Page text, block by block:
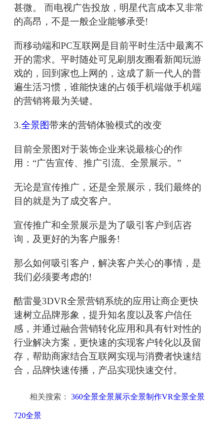
甚微。 而电视广告投放，明星代言成本又非常
的高昂，不是一般企业能够承受!
而移动端和PC互联网是目前平时生活中最离不
开的需求。平时随处可见刷朋友圈看新闻玩游
戏的，回到家也上网的，这成了新一代人的普
遍生活习惯，谁能快速的占领手机端做手机端
的营销将最为关键。
3.全景图带来的营销体验模式的改变
目前全景图对于装饰企业来说最核心的作
用：“广告宣传、推广引流、全景展示。”
无论是宣传推广，还是全景展示，我们最终的
目的就是为了成交客户。
宣传推广和全景展示是为了吸引客户到店咨
询，及更好的为客户服务!
那么如何吸引客户，解决客户关心的事情，是
我们必须要考虑的!
酷雷曼3DVR全景营销系统的应用让商企更快
速树立品牌形象，提升知名度以及客户信任
感，并通过融合营销转化应用和具有针对性的
行业解决方案，更快速的实现客户转化以及留
存，帮助商家结合互联网实现与消费者快速结
合，品牌快速传播，产品实现快速交付。
相关搜索： 360全景全景展示全景制作VR全景全景
720全景